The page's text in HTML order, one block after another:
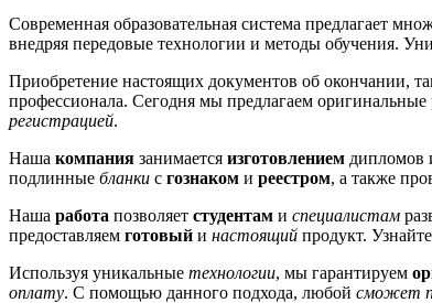
Современная образовательная система предлагает
внедряя передовые технологии и методы обучения.
Приобретение настоящих документов об окончании,
профессионала. Сегодня мы предлагаем оригинальные
регистрацией.
Наша компания занимается изготовлением дипломов
подлинные бланки с гознаком и реестром, а также
Наша работа позволяет студентам и специалистам
предоставляем готовый и настоящий продукт.
Используя уникальные технологии, мы гарантируем
оплату. С помощью данного подхода, любой сможет